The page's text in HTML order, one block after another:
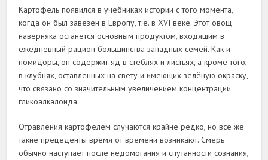
Картофель появился в учебниках истории с того момента,
когда он был завезён в Европу, т.е. в XVI веке. Этот овощ
наверняка останется основным продуктом, входящим в
ежедневный рацион большинства западных семей. Как и
помидоры, он содержит яд в стеблях и листьях, а кроме того,
в клубнях, оставленных на свету и имеющих зелёную окраску,
что связано со значительным увеличением концентрации
гликоалкалоида.
Отравления картофелем случаются крайне редко, но всё же
такие прецеденты время от времени возникают. Смерь
обычно наступает после недомогания и спутанности сознания,